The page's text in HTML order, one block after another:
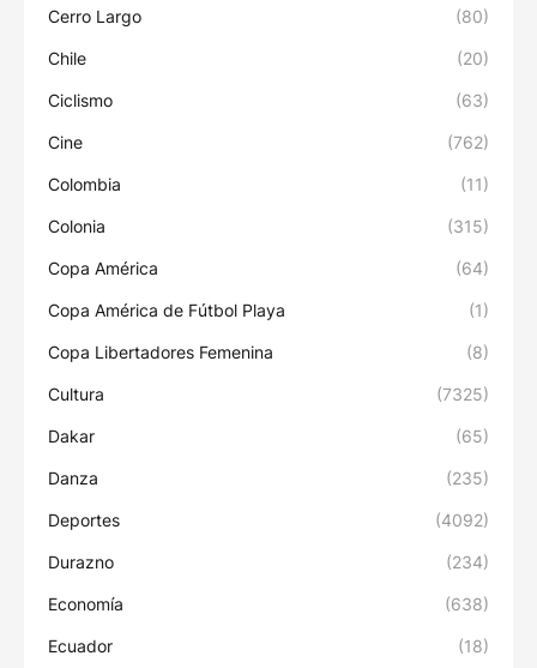
Cerro Largo (80)
Chile (20)
Ciclismo (63)
Cine (762)
Colombia (11)
Colonia (315)
Copa América (64)
Copa América de Fútbol Playa (1)
Copa Libertadores Femenina (8)
Cultura (7325)
Dakar (65)
Danza (235)
Deportes (4092)
Durazno (234)
Economía (638)
Ecuador (18)